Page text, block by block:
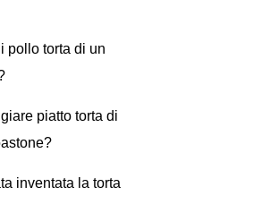
pollo torta di un
piatto torta di
inventata la torta